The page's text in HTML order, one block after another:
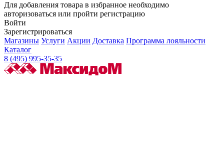
Для добавления товара в избранное необходимо
авторизоваться или пройти регистрацию
Войти
Зарегистрироваться
Магазины Услуги Акции Доставка Программа лояльности
Каталог
8 (495) 995-35-35